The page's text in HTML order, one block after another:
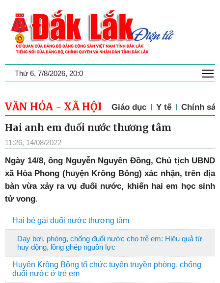
Thứ 6, 7/8/2026, 20:0
VĂN HÓA - XÃ HỘI Giáo dục Y tế Chính
Hai anh em đuối nước thương tâm
11:26, 14/08/2022
Ngày 14/8, ông Nguyễn Nguyên Đồng, Chủ tịch UBND
xã Hòa Phong (huyện Krông Bông) xác nhận, trên địa
bàn vừa xảy ra vụ đuối nước, khiến hai em học sinh
tử vong.
Hai bé gái đuối nước thương tâm
Dạy bơi, phòng, chống đuối nước cho trẻ em: Hiệu quả từ
huy động, lồng ghép nguồn lực
Huyện Krông Bông tổ chức tuyên truyền phòng, chống
đuối nước ở trẻ em